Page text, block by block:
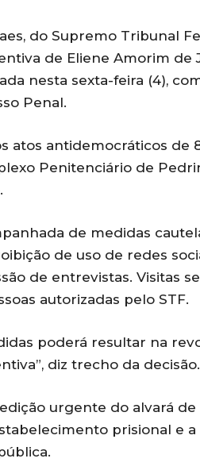
do Supremo Tribunal
de Eliene Amorim de
nesta sexta-feira (4),
Penal.
atos antidemocráticos de
Penitenciário de
de medidas
de uso de redes
de entrevistas. Visitas
autorizadas pelo STF.
poderá resultar na
diz trecho da decisão.
urgente do alvará de
prisional e a